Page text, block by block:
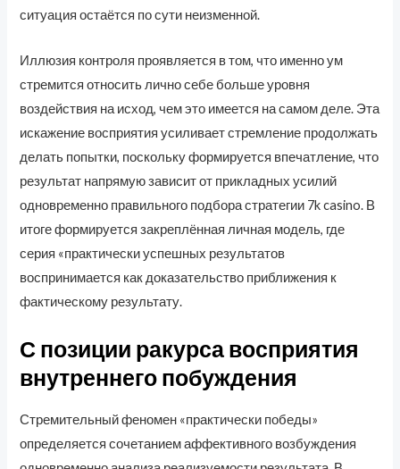
ситуация остаётся по сути неизменной.
Иллюзия контроля проявляется в том, что именно ум
стремится относить лично себе больше уровня
воздействия на исход, чем это имеется на самом деле. Эта
искажение восприятия усиливает стремление продолжать
делать попытки, поскольку формируется впечатление, что
результат напрямую зависит от прикладных усилий
одновременно правильного подбора стратегии 7k casino. В
итоге формируется закреплённая личная модель, где
серия «практически успешных результатов
воспринимается как доказательство приближения к
фактическому результату.
С позиции ракурса восприятия
внутреннего побуждения
Стремительный феномен «практически победы»
определяется сочетанием аффективного возбуждения